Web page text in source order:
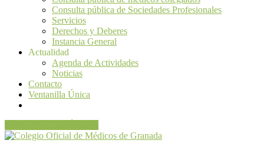
Consulta pública de Sociedades Profesionales
Servicios
Derechos y Deberes
Instancia General
Actualidad
Agenda de Actividades
Noticias
Contacto
Ventanilla Única